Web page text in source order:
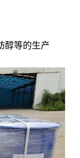
醇等的生产